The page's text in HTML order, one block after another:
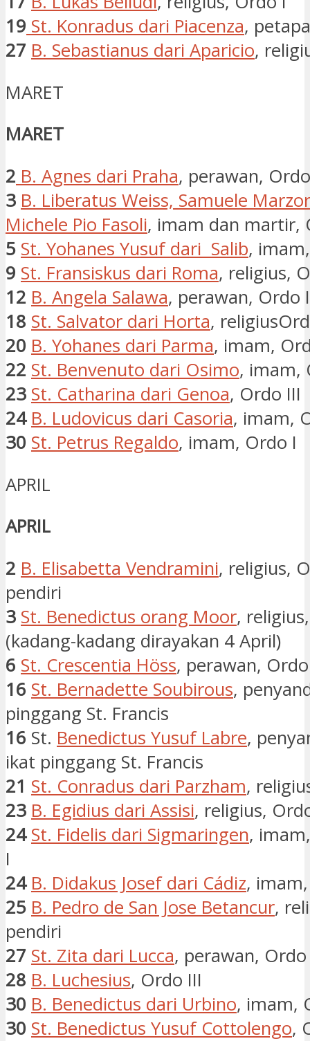
19 St. Konradus dari Piacenza,
27 B. Sebastianus dari Aparicio,
MARET
MARET
2 B. Agnes dari Praha, perawan,
3 B. Liberatus Weiss, Samuele
Michele Pio Fasoli, imam dan martir,
5 St. Yohanes Yusuf dari Salib,
9 St. Fransiskus dari Roma, religius,
12 B. Angela Salawa, perawan, Ordo
18 St. Salvator dari Horta,
20 B. Yohanes dari Parma, imam,
22 St. Benvenuto dari Osimo, imam,
23 St. Catharina dari Genoa, Ordo III
24 B. Ludovicus dari Casoria, imam,
30 St. Petrus Regaldo, imam, Ordo I
APRIL
APRIL
2 B. Elisabetta Vendramini, religius,
pendiri
3 St. Benedictus orang Moor,
(kadang-kadang dirayakan 4 April)
6 St. Crescentia Höss, perawan,
16 St. Bernadette Soubirous,
pinggang St. Francis
16 St. Benedictus Yusuf Labre,
ikat pinggang St. Francis
21 St. Conradus dari Parzham,
23 B. Egidius dari Assisi, religius,
24 St. Fidelis dari Sigmaringen,
I
24 B. Didakus Josef dari Cádiz,
25 B. Pedro de San Jose Betancur,
pendiri
27 St. Zita dari Lucca, perawan,
28 B. Luchesius, Ordo III
30 B. Benedictus dari Urbino, imam,
30 St. Benedictus Yusuf Cottolengo,